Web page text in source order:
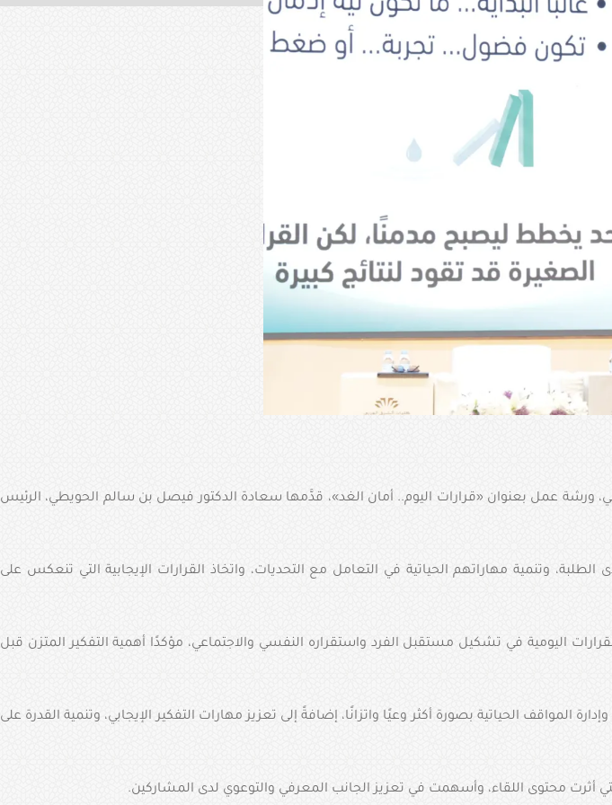
ورشة عمل بعنوان «قرارات اليوم.. أمان الغد»، قدَّمها سعادة الدكتور فيصل بن سالم الحويطي، الرئيس
وتنمية مهاراتهم الحياتية في التعامل مع التحديات، واتخاذ القرارات الإيجابية التي تنعكس على
اليومية في تشكيل مستقبل الفرد واستقراره النفسي والاجتماعي، مؤكدًا أهمية التفكير المتزن قبل
الحياتية بصورة أكثر وعيًا واتزانًا، إضافةً إلى تعزيز مهارات التفكير الإيجابي، وتنمية القدرة على
أثرت محتوى اللقاء، وأسهمت في تعزيز الجانب المعرفي والتوعوي لدى المشاركين.